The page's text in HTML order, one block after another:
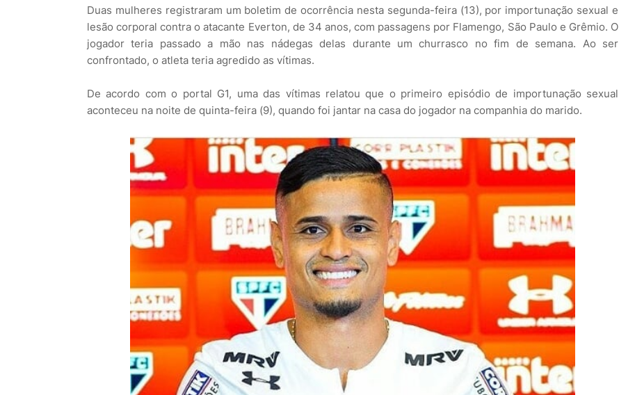
Duas mulheres registraram um boletim de ocorrência nesta segunda-feira (13), por importunação sexual e
lesão corporal contra o atacante Everton, de 34 anos, com passagens por Flamengo, São Paulo e Grêmio. O
jogador teria passado a mão nas nádegas delas durante um churrasco no fim de semana. Ao ser
confrontado, o atleta teria agredido as vítimas.
De acordo com o portal G1, uma das vítimas relatou que o primeiro episódio de importunação sexual
aconteceu na noite de quinta-feira (9), quando foi jantar na casa do jogador na companhia do marido.